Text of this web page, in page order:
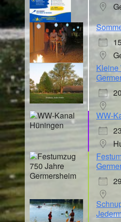
Kleine
WW-